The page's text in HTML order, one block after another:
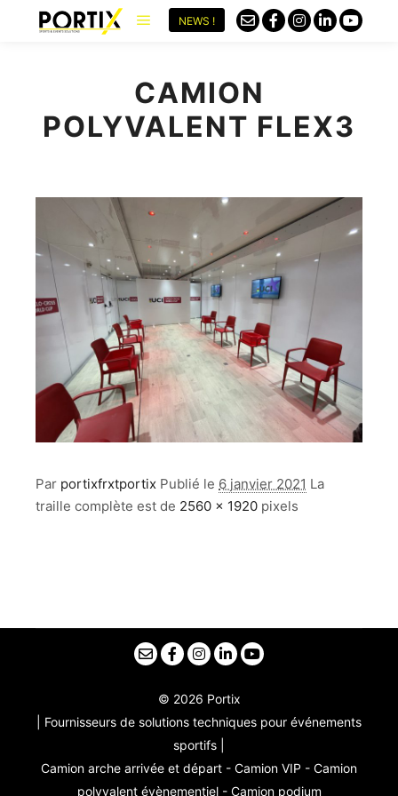
NEWS !
CAMION
POLYVALENT FLEX3
Par portixfrxtportix Publié le 6 janvier 2021 La
traille complète est de 2560 × 1920 pixels
© 2026 Portix
| Fournisseurs de solutions techniques pour événements
sportifs |
Camion arche arrivée et départ - Camion VIP - Camion
polyvalent évènementiel - Camion podium